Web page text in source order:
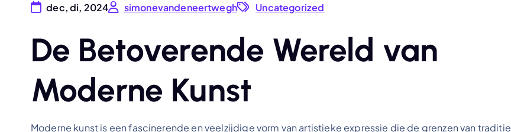
dec, di, 2024 simonevandeneertwegh Uncategorized
De Betoverende Wereld van
Moderne Kunst
Moderne kunst is een fascinerende en veelzijdige vorm van artistieke expressie die de grenzen van traditie